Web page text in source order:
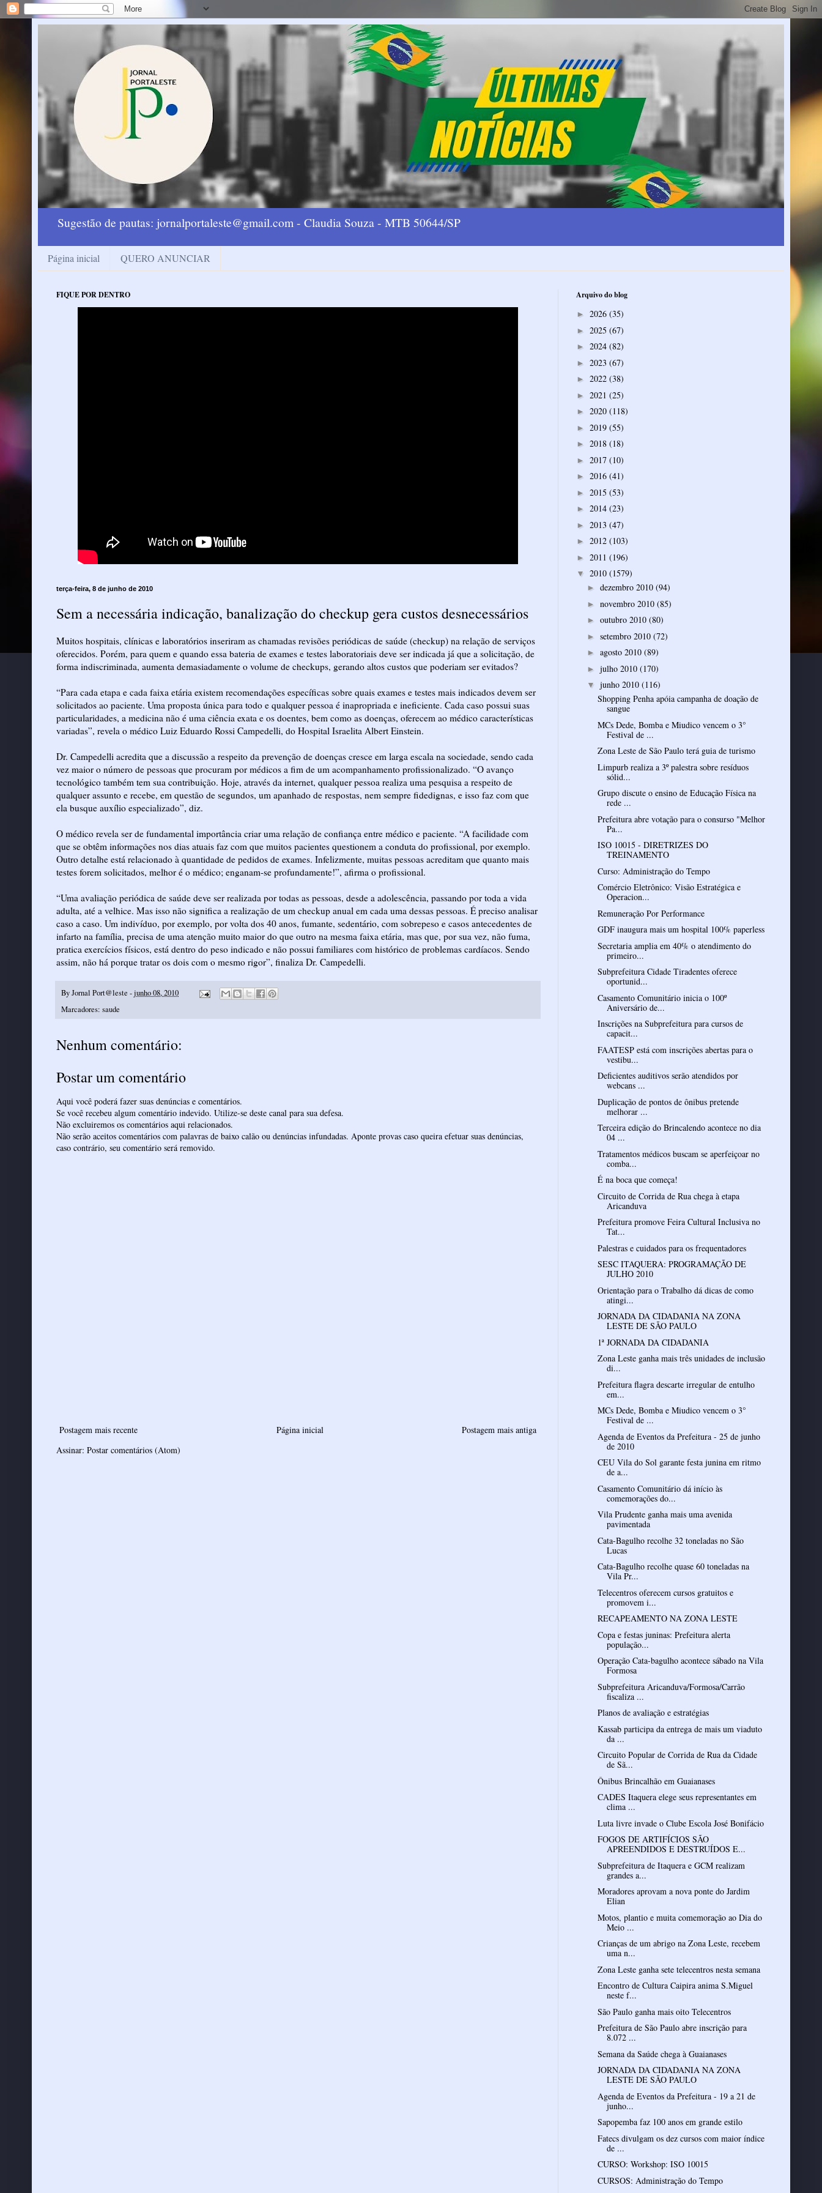
Sugestão de pautas: jornalportaleste@gmail.com - Claudia Souza - MTB 50644/SP
Página inicial QUERO ANUNCIAR
FIQUE POR DENTRO
terça-feira, 8 de junho de 2010
Sem a necessária indicação, banalização do checkup gera custos desnecessários
Muitos hospitais, clínicas e laboratórios inseriram as chamadas revisões periódicas de saúde (checkup) na relação de serviços
oferecidos. Porém, para quem e quando essa bateria de exames e testes laboratoriais deve ser indicada já que a solicitação, de
forma indiscriminada, aumenta demasiadamente o volume de checkups, gerando altos custos que poderiam ser evitados?
“Para cada etapa e cada faixa etária existem recomendações específicas sobre quais exames e testes mais indicados devem ser
solicitados ao paciente. Uma proposta única para todo e qualquer pessoa é inapropriada e ineficiente. Cada caso possui suas
particularidades, a medicina não é uma ciência exata e os doentes, bem como as doenças, oferecem ao médico características
variadas”, revela o médico Luiz Eduardo Rossi Campedelli, do Hospital Israelita Albert Einstein.
Dr. Campedelli acredita que a discussão a respeito da prevenção de doenças cresce em larga escala na sociedade, sendo cada
vez maior o número de pessoas que procuram por médicos a fim de um acompanhamento profissionalizado. “O avanço
tecnológico também tem sua contribuição. Hoje, através da internet, qualquer pessoa realiza uma pesquisa a respeito de
qualquer assunto e recebe, em questão de segundos, um apanhado de respostas, nem sempre fidedignas, e isso faz com que
ela busque auxílio especializado”, diz.
O médico revela ser de fundamental importância criar uma relação de confiança entre médico e paciente. “A facilidade com
que se obtêm informações nos dias atuais faz com que muitos pacientes questionem a conduta do profissional, por exemplo.
Outro detalhe está relacionado à quantidade de pedidos de exames. Infelizmente, muitas pessoas acreditam que quanto mais
testes forem solicitados, melhor é o médico; enganam-se profundamente!”, afirma o profissional.
“Uma avaliação periódica de saúde deve ser realizada por todas as pessoas, desde a adolescência, passando por toda a vida
adulta, até a velhice. Mas isso não significa a realização de um checkup anual em cada uma dessas pessoas. É preciso analisar
caso a caso. Um indivíduo, por exemplo, por volta dos 40 anos, fumante, sedentário, com sobrepeso e casos antecedentes de
infarto na família, precisa de uma atenção muito maior do que outro na mesma faixa etária, mas que, por sua vez, não fuma,
pratica exercícios físicos, está dentro do peso indicado e não possui familiares com histórico de problemas cardíacos. Sendo
assim, não há porque tratar os dois com o mesmo rigor”, finaliza Dr. Campedelli.
ByJornal Port@leste -junho 08, 2010
Marcadores: saude
Nenhum comentário:
Postar um comentário
Aqui você poderá fazer suas denúncias e comentários.
Se você recebeu algum comentário indevido. Utilize-se deste canal para sua defesa.
Não excluiremos os comentários aqui relacionados.
Não serão aceitos comentários com palavras de baixo calão ou denúncias infundadas. Aponte provas caso queira efetuar suas denúncias,
caso contrário, seu comentário será removido.
Postagem mais recente Postagem mais antiga
Página inicial
Assinar: Postar comentários (Atom)
Arquivo do blog
► 2026 (35)
► 2025 (67)
► 2024 (82)
► 2023 (67)
► 2022 (38)
► 2021 (25)
► 2020 (118)
► 2019 (55)
► 2018 (18)
► 2017 (10)
► 2016 (41)
► 2015 (53)
► 2014 (23)
► 2013 (47)
► 2012 (103)
► 2011 (196)
▼ 2010 (1579)
► dezembro 2010 (94)
► novembro 2010 (85)
► outubro 2010 (80)
► setembro 2010 (72)
► agosto 2010 (89)
► julho 2010 (170)
▼ junho 2010 (116)
Shopping Penha apóia campanha de doação de
sangue
MCs Dede, Bomba e Miudico vencem o 3°
Festival de ...
Zona Leste de São Paulo terá guia de turismo
Limpurb realiza a 3º palestra sobre resíduos
sólid...
Grupo discute o ensino de Educação Física na
rede ...
Prefeitura abre votação para o consurso "Melhor
Pa...
ISO 10015 - DIRETRIZES DO
TREINAMENTO
Curso: Administração do Tempo
Comércio Eletrônico: Visão Estratégica e
Operacion...
Remuneração Por Performance
GDF inaugura mais um hospital 100% paperless
Secretaria amplia em 40% o atendimento do
primeiro...
Subprefeitura Cidade Tiradentes oferece
oportunid...
Casamento Comunitário inicia o 100º
Aniversário de...
Inscrições na Subprefeitura para cursos de
capacit...
FAATESP está com inscrições abertas para o
vestibu...
Deficientes auditivos serão atendidos por
webcans ...
Duplicação de pontos de ônibus pretende
melhorar ...
Terceira edição do Brincalendo acontece no dia
04 ...
Tratamentos médicos buscam se aperfeiçoar no
comba...
É na boca que começa!
Circuito de Corrida de Rua chega à etapa
Aricanduva
Prefeitura promove Feira Cultural Inclusiva no
Tat...
Palestras e cuidados para os frequentadores
SESC ITAQUERA: PROGRAMAÇÃO DE
JULHO 2010
Orientação para o Trabalho dá dicas de como
atingi...
JORNADA DA CIDADANIA NA ZONA
LESTE DE SÃO PAULO
1ª JORNADA DA CIDADANIA
Zona Leste ganha mais três unidades de inclusão
di...
Prefeitura flagra descarte irregular de entulho
em...
MCs Dede, Bomba e Miudico vencem o 3°
Festival de ...
Agenda de Eventos da Prefeitura - 25 de junho
de 2010
CEU Vila do Sol garante festa junina em ritmo
de a...
Casamento Comunitário dá início às
comemorações do...
Vila Prudente ganha mais uma avenida
pavimentada
Cata-Bagulho recolhe 32 toneladas no São
Lucas
Cata-Bagulho recolhe quase 60 toneladas na
Vila Pr...
Telecentros oferecem cursos gratuitos e
promovem i...
RECAPEAMENTO NA ZONA LESTE
Copa e festas juninas: Prefeitura alerta
população...
Operação Cata-bagulho acontece sábado na Vila
Formosa
Subprefeitura Aricanduva/Formosa/Carrão
fiscaliza ...
Planos de avaliação e estratégias
Kassab participa da entrega de mais um viaduto
da ...
Circuito Popular de Corrida de Rua da Cidade
de Sã...
Ônibus Brincalhão em Guaianases
CADES Itaquera elege seus representantes em
clima ...
Luta livre invade o Clube Escola José Bonifácio
FOGOS DE ARTIFÍCIOS SÃO
APREENDIDOS E DESTRUÍDOS E...
Subprefeitura de Itaquera e GCM realizam
grandes a...
Moradores aprovam a nova ponte do Jardim
Elian
Motos, plantio e muita comemoração ao Dia do
Meio ...
Crianças de um abrigo na Zona Leste, recebem
uma n...
Zona Leste ganha sete telecentros nesta semana
Encontro de Cultura Caipira anima S.Miguel
neste f...
São Paulo ganha mais oito Telecentros
Prefeitura de São Paulo abre inscrição para
8.072 ...
Semana da Saúde chega à Guaianases
JORNADA DA CIDADANIA NA ZONA
LESTE DE SÃO PAULO
Agenda de Eventos da Prefeitura - 19 a 21 de
junho...
Sapopemba faz 100 anos em grande estilo
Fatecs divulgam os dez cursos com maior índice
de ...
CURSO: Workshop: ISO 10015
CURSOS: Administração do Tempo